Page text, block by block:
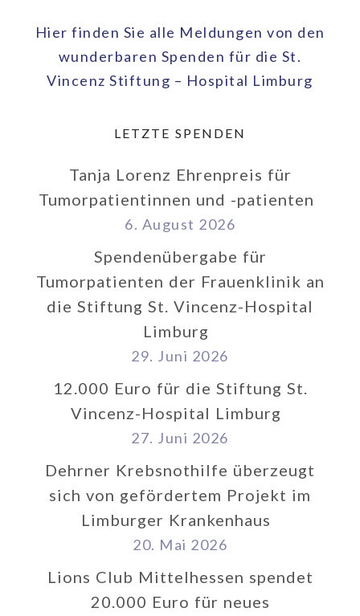
Hier finden Sie alle Meldungen von den
wunderbaren Spenden für die St.
Vincenz Stiftung – Hospital Limburg
LETZTE SPENDEN
Tanja Lorenz Ehrenpreis für
Tumorpatientinnen und -patienten
6. August 2026
Spendenübergabe für
Tumorpatienten der Frauenklinik an
die Stiftung St. Vincenz-Hospital
Limburg
29. Juni 2026
12.000 Euro für die Stiftung St.
Vincenz-Hospital Limburg
27. Juni 2026
Dehrner Krebsnothilfe überzeugt
sich von gefördertem Projekt im
Limburger Krankenhaus
20. Mai 2026
Lions Club Mittelhessen spendet
20.000 Euro für neues